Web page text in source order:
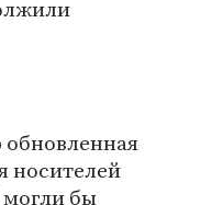
обновленная
носителей
могли бы